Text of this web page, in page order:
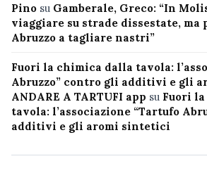
Pino su Gamberale, Greco: “In
viaggiare su strade dissestate, ma
Abruzzo a tagliare nastri”
Fuori la chimica dalla tavola:
Abruzzo” contro gli additivi e gli
ANDARE A TARTUFI app su Fuori
tavola: l’associazione “Tartufo
additivi e gli aromi sintetici